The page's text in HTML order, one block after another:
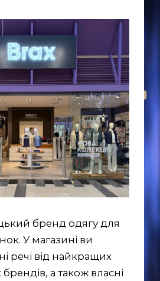
бренд одягу для
У магазині ви
речі від найкращих
а також власні